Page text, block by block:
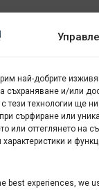
най-добрите
съхраняване и/или
тези технологии ще
сърфиране или
или оттеглянето на
и
best experiences, we